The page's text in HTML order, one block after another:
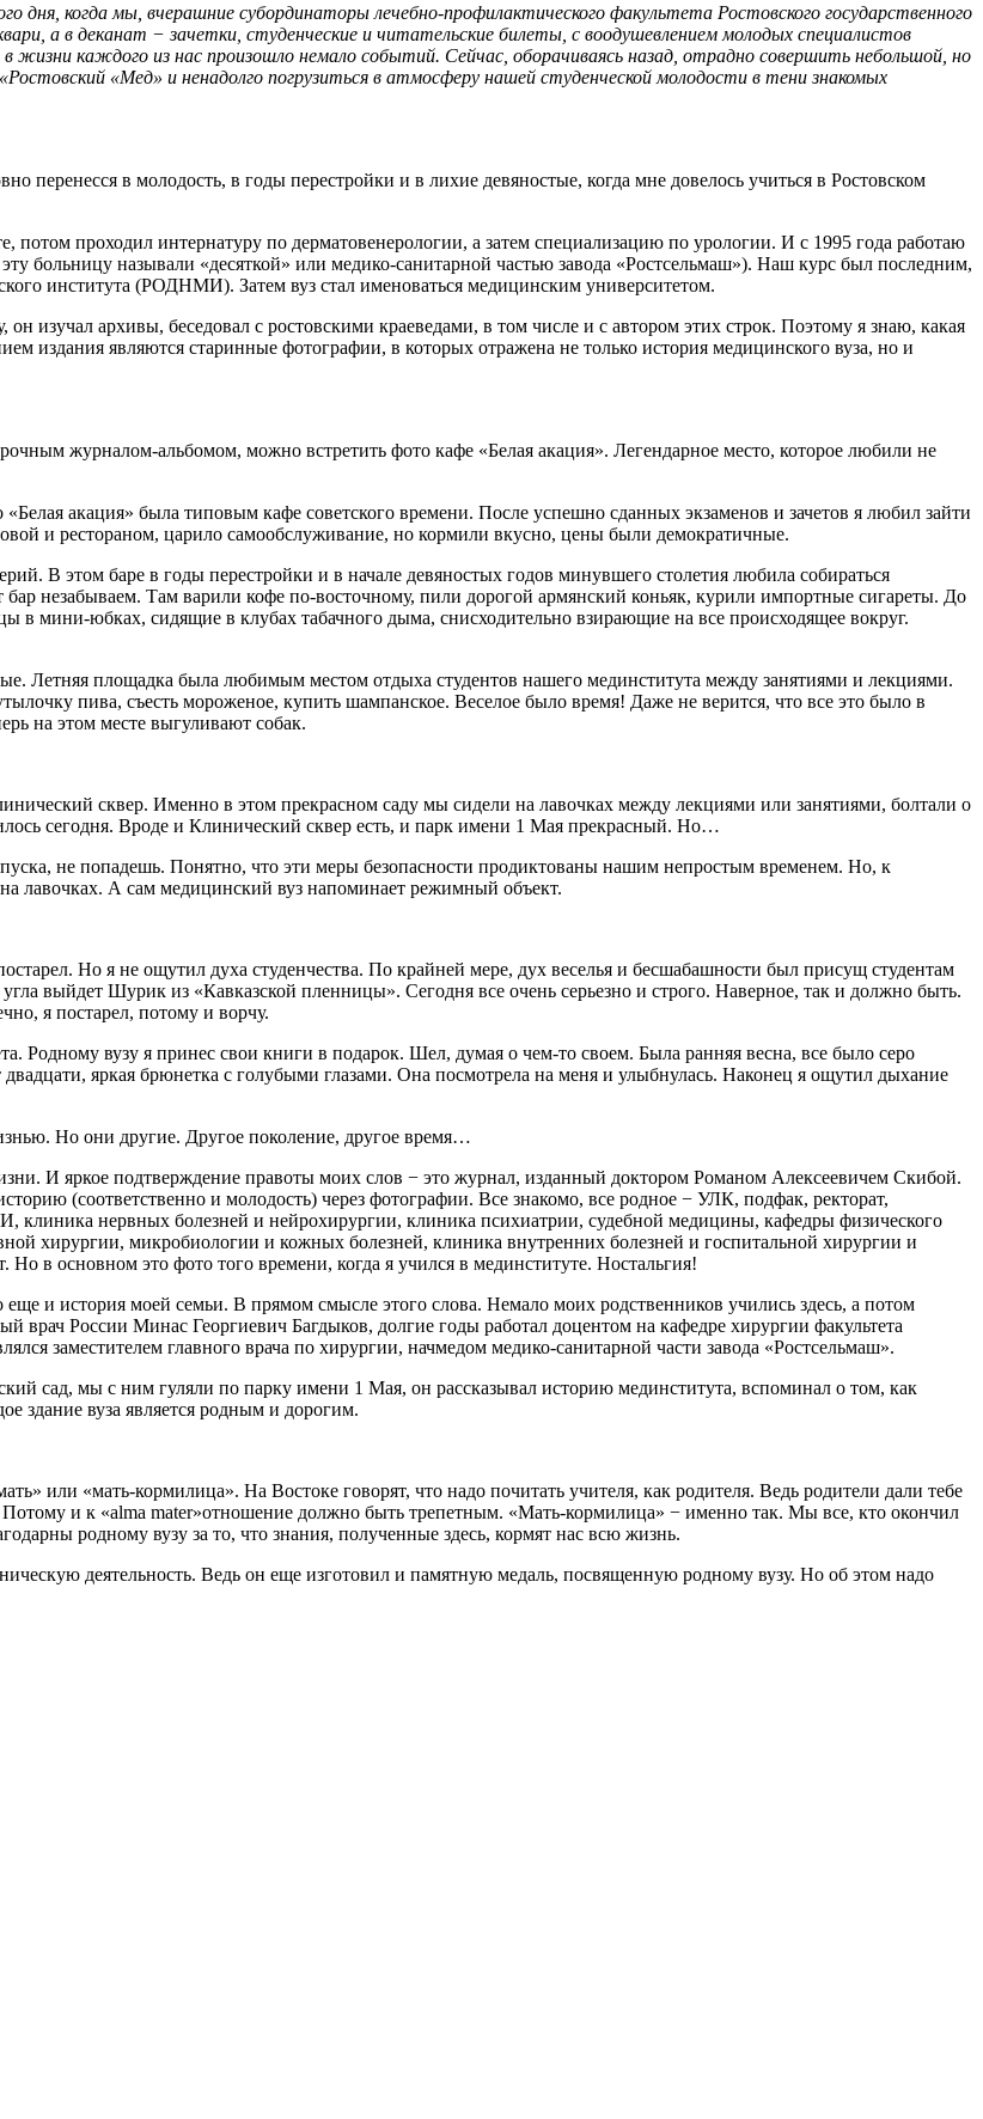
дня, когда мы, вчерашние субординаторы лечебно-профилактического факультета Ростовского государственного
а в деканат − зачетки, студенческие и читательские билеты, с воодушевлением молодых специалистов
каждого из нас произошло немало событий. Сейчас, оборачиваясь назад, отрадно совершить небольшой, но
«Мед» и ненадолго погрузиться в атмосферу нашей студенческой молодости в тени знакомых
в молодость, в годы перестройки и в лихие девяностые, когда мне довелось учиться в Ростовском
потом проходил интернатуру по дерматовенерологии, а затем специализацию по урологии. И с 1995 года работаю
больницу называли «десяткой» или медико-санитарной частью завода «Ростсельмаш»). Наш курс был последним,
института (РОДНМИ). Затем вуз стал именоваться медицинским университетом.
изучал архивы, беседовал с ростовскими краеведами, в том числе и с автором этих строк. Поэтому я знаю, какая
издания являются старинные фотографии, в которых отражена не только история медицинского вуза, но и
журналом-альбомом, можно встретить фото кафе «Белая акация». Легендарное место, которое любили не
акация» была типовым кафе советского времени. После успешно сданных экзаменов и зачетов я любил зайти
и рестораном, царило самообслуживание, но кормили вкусно, цены были демократичные.
В этом баре в годы перестройки и в начале девяностых годов минувшего столетия любила собираться
незабываем. Там варили кофе по-восточному, пили дорогой армянский коньяк, курили импортные сигареты. До
в мини-юбках, сидящие в клубах табачного дыма, снисходительно взирающие на все происходящее вокруг.
Летняя площадка была любимым местом отдыха студентов нашего мединститута между занятиями и лекциями.
пива, съесть мороженое, купить шампанское. Веселое было время! Даже не верится, что все это было в
на этом месте выгуливают собак.
сквер. Именно в этом прекрасном саду мы сидели на лавочках между лекциями или занятиями, болтали о
сегодня. Вроде и Клинический сквер есть, и парк имени 1 Мая прекрасный. Но…
не попадешь. Понятно, что эти меры безопасности продиктованы нашим непростым временем. Но, к
лавочках. А сам медицинский вуз напоминает режимный объект.
Но я не ощутил духа студенчества. По крайней мере, дух веселья и бесшабашности был присущ студентам
угла выйдет Шурик из «Кавказской пленницы». Сегодня все очень серьезно и строго. Наверное, так и должно быть.
я постарел, потому и ворчу.
Родному вузу я принес свои книги в подарок. Шел, думая о чем-то своем. Была ранняя весна, все было серо
яркая брюнетка с голубыми глазами. Она посмотрела на меня и улыбнулась. Наконец я ощутил дыхание
Но они другие. Другое поколение, другое время…
И яркое подтверждение правоты моих слов − это журнал, изданный доктором Романом Алексеевичем Скибой.
(соответственно и молодость) через фотографии. Все знакомо, все родное − УЛК, подфак, ректорат,
нервных болезней и нейрохирургии, клиника психиатрии, судебной медицины, кафедры физического
хирургии, микробиологии и кожных болезней, клиника внутренних болезней и госпитальной хирургии и
в основном это фото того времени, когда я учился в мединституте. Ностальгия!
и история моей семьи. В прямом смысле этого слова. Немало моих родственников учились здесь, а потом
врач России Минас Георгиевич Багдыков, долгие годы работал доцентом на кафедре хирургии факультета
заместителем главного врача по хирургии, начмедом медико-санитарной части завода «Ростсельмаш».
сад, мы с ним гуляли по парку имени 1 Мая, он рассказывал историю мединститута, вспоминал о том, как
здание вуза является родным и дорогим.
или «мать-кормилица». На Востоке говорят, что надо почитать учителя, как родителя. Ведь родители дали тебе
и к «alma mater»отношение должно быть трепетным. «Мать-кормилица» − именно так. Мы все, кто окончил
родному вузу за то, что знания, полученные здесь, кормят нас всю жизнь.
деятельность. Ведь он еще изготовил и памятную медаль, посвященную родному вузу. Но об этом надо